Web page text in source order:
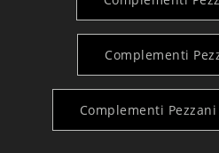
Complementi
Complementi